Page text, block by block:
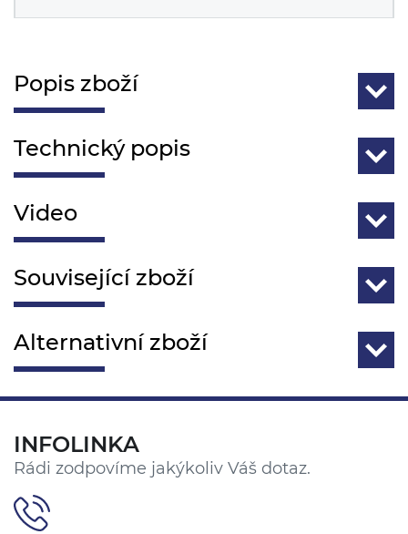
Popis zboží
Technický popis
Video
Související zboží
Alternativní zboží
INFOLINKA
Rádi zodpovíme jakýkoliv Váš dotaz.